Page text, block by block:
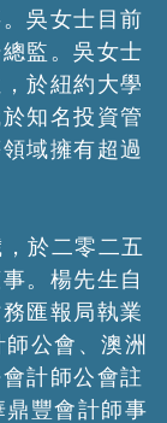
吳女士目前
監。吳女士
於紐約大學
知名投資管
域擁有超過
於二零二五
。楊先生自
匯報局執業
公會、澳洲
計師公會註
豐會計師事